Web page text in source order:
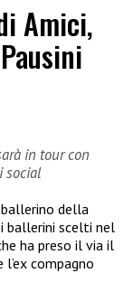
Amici,
in tour con
social
ballerino della
ballerini scelti nel
ha preso il via il
compagno